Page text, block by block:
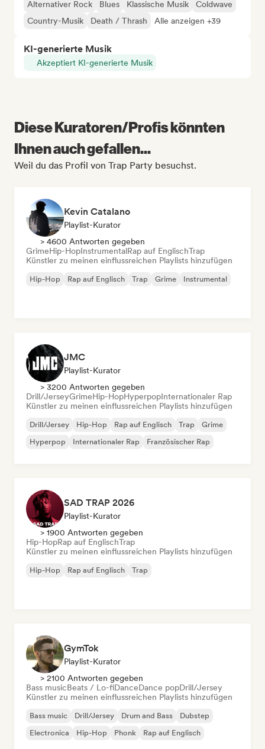
Alternativer Rock Blues Klassische Musik
Coldwave
Country-Musik
Death / Thrash Alle anzeigen +39
KI-generierte Musik
Akzeptiert KI-generierte Musik
Diese Kuratoren/Profis könnten
Ihnen auch gefallen...
Weil du das Profil von Trap Party besuchst.
Kevin Catalano
Playlist-Kurator
> 4600 Antworten gegeben
GrimeHip-HopInstrumentalRap auf EnglischTrap
Künstler zu meinen einflussreichen Playlists hinzufügen
Hip-Hop Rap auf Englisch Trap Grime Instrumental
JMC
Playlist-Kurator
> 3200 Antworten gegeben
Drill/JerseyGrimeHip-HopHyperpopInternationaler Rap
Künstler zu meinen einflussreichen Playlists hinzufügen
Drill/Jersey Hip-Hop Rap auf Englisch Trap
Grime
Hyperpop
Internationaler Rap Französischer Rap
SAD TRAP 2026
Playlist-Kurator
> 1900 Antworten gegeben
Hip-HopRap auf EnglischTrap
Künstler zu meinen einflussreichen Playlists hinzufügen
Hip-Hop Rap auf Englisch Trap
GymTok
Playlist-Kurator
> 2100 Antworten gegeben
Bass musicBeats / Lo-fiDanceDance popDrill/Jersey
Künstler zu meinen einflussreichen Playlists hinzufügen
Bass music Drill/Jersey Drum and Bass
Dubstep
Electronica
Hip-Hop Phonk Rap auf Englisch